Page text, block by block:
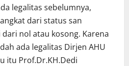
legalitas sebelumnya,
dari status san
nol atau kosong. Karena
ada legalitas Dirjen AHU
itu Prof.Dr.KH.Dedi